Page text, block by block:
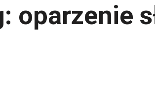
oparzenie